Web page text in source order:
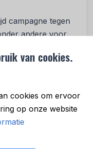
van cookies.
cookies om ervoor
op onze website
campagne tegen
andere voor
ze ervaren al
hoe belangrijker